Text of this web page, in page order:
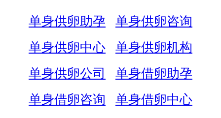
单身供卵助孕
单身供卵咨询
单身供卵中心
单身供卵机构
单身供卵公司
单身借卵助孕
单身借卵咨询
单身借卵中心